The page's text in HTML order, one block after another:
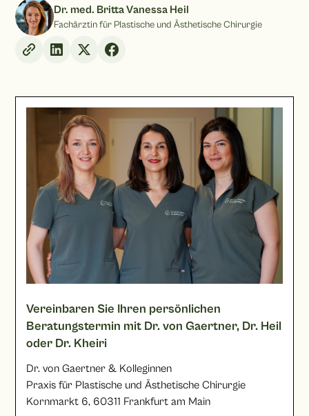
Dr. med. Britta Vanessa Heil
Fachärztin für Plastische und Ästhetische Chirurgie
Vereinbaren Sie Ihren persönlichen
Beratungstermin mit Dr. von Gaertner, Dr. Heil
oder Dr. Kheiri
Dr. von Gaertner & Kolleginnen
Praxis für Plastische und Ästhetische Chirurgie
Kornmarkt 6, 60311 Frankfurt am Main